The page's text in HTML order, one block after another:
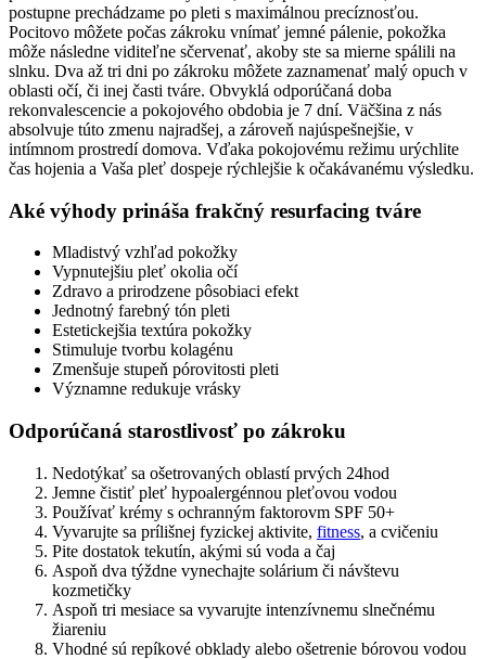
postupne prechádzame po pleti s maximálnou precíznosťou.
Pocitovo môžete počas zákroku vnímať jemné pálenie, pokožka
môže následne viditeľne sčervenať, akoby ste sa mierne spálili na
slnku. Dva až tri dni po zákroku môžete zaznamenať malý opuch v
oblasti očí, či inej časti tváre. Obvyklá odporúčaná doba
rekonvalescencie a pokojového obdobia je 7 dní. Väčšina z nás
absolvuje túto zmenu najradšej, a zároveň najúspešnejšie, v
intímnom prostredí domova. Vďaka pokojovému režimu urýchlite
čas hojenia a Vaša pleť dospeje rýchlejšie k očakávanému výsledku.
Aké výhody prináša frakčný resurfacing tváre
Mladistvý vzhľad pokožky
Vypnutejšiu pleť okolia očí
Zdravo a prirodzene pôsobiaci efekt
Jednotný farebný tón pleti
Estetickejšia textúra pokožky
Stimuluje tvorbu kolagénu
Zmenšuje stupeň pórovitosti pleti
Významne redukuje vrásky
Odporúčaná starostlivosť po zákroku
Nedotýkať sa ošetrovaných oblastí prvých 24hod
Jemne čistiť pleť hypoalergénnou pleťovou vodou
Používať krémy s ochranným faktorovm SPF 50+
Vyvarujte sa prílišnej fyzickej aktivite, fitness, a cvičeniu
Pite dostatok tekutín, akými sú voda a čaj
Aspoň dva týždne vynechajte solárium či návštevu
kozmetičky
Aspoň tri mesiace sa vyvarujte intenzívnemu slnečnému
žiareniu
Vhodné sú repíkové obklady alebo ošetrenie bórovou vodou